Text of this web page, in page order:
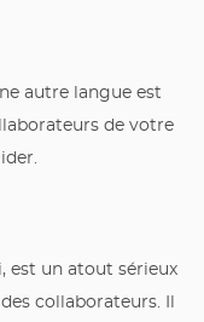
autre langue est
de votre
est un atout sérieux
collaborateurs. Il